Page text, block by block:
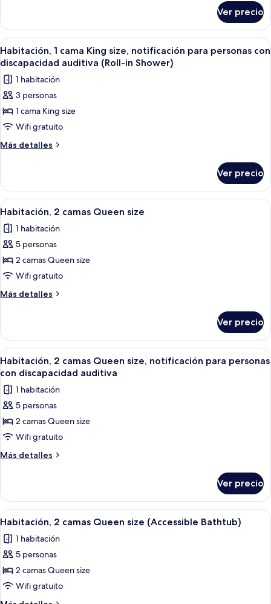
size
(Accessible
Bathtub)
1
cama
King
size
(Accessible
Bathtub)
Ver precio
Abrir
todas
las
fotos
de
Habitación,
1
cama
notificación
para
personas
con
discapacidad
auditiva
(Roll-
in
Shower)
Una habitación de hotel con una
3
Habitación, 1 cama King size, notificación para personas con
discapacidad auditiva (Roll-in Shower)
1 habitación
3 personas
1 cama King size
Wifi gratuito
Más detalles
Más
1
cama
King
notificación
para
con
discapacidad
(Roll-
Ver precio
Abrir
todas
las
fotos
de
Habitación,
2
camas
size
Una habitación de hotel con dos
3
Habitación, 2 camas Queen size
1 habitación
5 personas
2 camas Queen size
Wifi gratuito
Más detalles
Más
2
camas
Queen
size
Ver precio
Abrir
todas
las
fotos
de
Habitación,
2
camas
notificación
para
personas
con
discapacidad
auditiva
Una habitación de hotel con dos
3
Habitación, 2 camas Queen size, notificación para personas
con discapacidad auditiva
1 habitación
5 personas
2 camas Queen size
Wifi gratuito
Más detalles
Más
2
camas
Queen
notificación
para
con
discapacidad
Ver precio
Abrir
todas
las
fotos
de
Habitación,
2
Una habitación de hotel con dos
3
Habitación, 2 camas Queen size (Accessible Bathtub)
1 habitación
5 personas
2 camas Queen size
Wifi gratuito